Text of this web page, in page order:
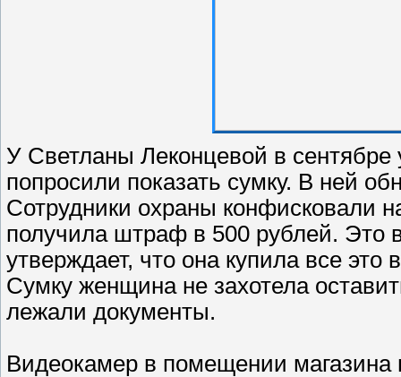
У Светланы Леконцевой в сентябре
попросили показать сумку. В ней
Сотрудники охраны конфисковали
получила штраф в 500 рублей. Это
утверждает, что она купила все это
Сумку женщина не захотела
лежали документы.
Видеокамер в помещении магазина